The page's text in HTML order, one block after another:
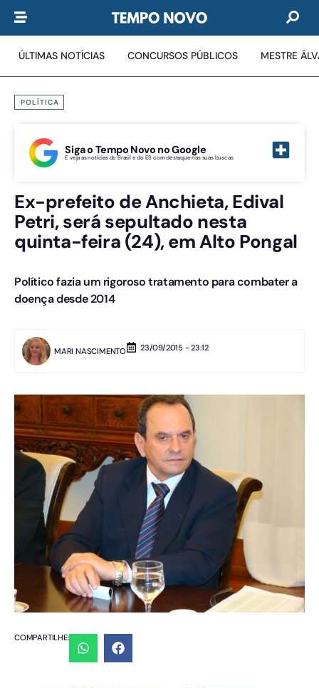
ÚLTIMAS NOTÍCIAS CONCURSOS PÚBLICOS MESTRE
POLÍTICA
Siga o Tempo Novo no Google
E veja as notícias do Brasil e do ES com destaque nas suas buscas
Ex-prefeito de Anchieta, Edival
Petri, será sepultado nesta
quinta-feira (24), em Alto Pongal
Político fazia um rigoroso tratamento para combater a
doença desde 2014
MARI NASCIMENTO 23/09/2015 - 23:12
COMPARTILHE: